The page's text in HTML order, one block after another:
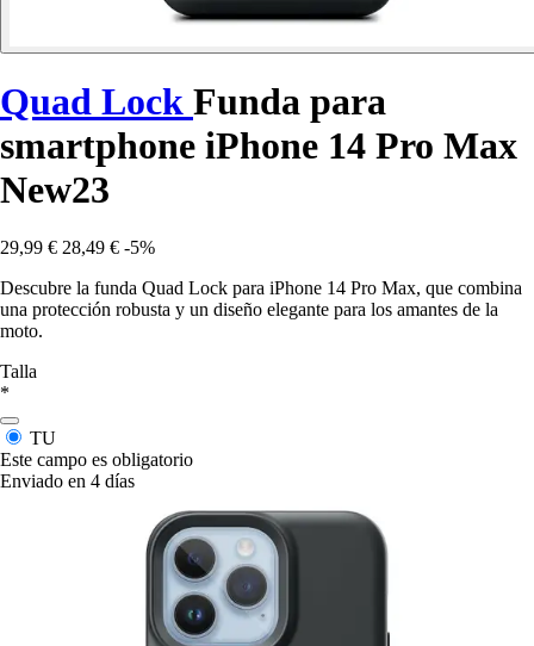
Quad Lock Funda para
smartphone iPhone 14 Pro Max
New23
29,99 € 28,49 € -5%
Descubre la funda Quad Lock para iPhone 14 Pro Max, que combina
una protección robusta y un diseño elegante para los amantes de la
moto.
Talla
*
TU
Este campo es obligatorio
Enviado en 4 días